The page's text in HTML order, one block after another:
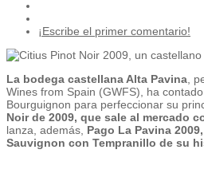
¡Escribe el primer comentario!
La bodega castellana Alta Pavina ,
Wines from Spain (GWFS), ha
Bourguignon para perfeccionar su
Noir de 2009, que sale al mercado
lanza, además, Pago La Pavina
Sauvignon con Tempranillo de su